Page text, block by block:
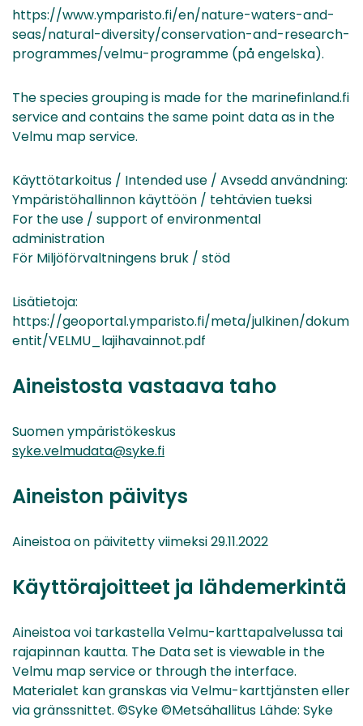
https://www.ymparisto.fi/en/nature-waters-and-
seas/natural-diversity/conservation-and-research-
programmes/velmu-programme (på engelska).
The species grouping is made for the marinefinland.fi
service and contains the same point data as in the
Velmu map service.
Käyttötarkoitus / Intended use / Avsedd användning:
Ympäristöhallinnon käyttöön / tehtävien tueksi
For the use / support of environmental
administration
För Miljöförvaltningens bruk / stöd
Lisätietoja:
https://geoportal.ymparisto.fi/meta/julkinen/dokum
entit/VELMU_lajihavainnot.pdf
Aineistosta vastaava taho
Suomen ympäristökeskus
syke.velmudata@syke.fi
Aineiston päivitys
Aineistoa on päivitetty viimeksi 29.11.2022
Käyttörajoitteet ja lähdemerkintä
Aineistoa voi tarkastella Velmu-karttapalvelussa tai
rajapinnan kautta. The Data set is viewable in the
Velmu map service or through the interface.
Materialet kan granskas via Velmu-karttjänsten eller
via gränssnittet. ©Syke ©Metsähallitus Lähde: Syke